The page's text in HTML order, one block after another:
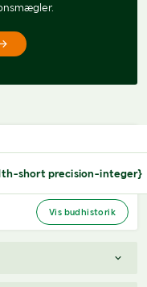
short precision-integer}
Vis budhistorik